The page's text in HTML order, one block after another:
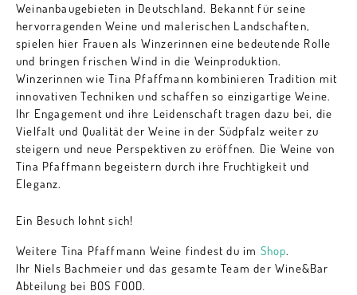
Weinanbaugebieten in Deutschland. Bekannt für seine
hervorragenden Weine und malerischen Landschaften,
spielen hier Frauen als Winzerinnen eine bedeutende Rolle
und bringen frischen Wind in die Weinproduktion.
Winzerinnen wie Tina Pfaffmann kombinieren Tradition mit
innovativen Techniken und schaffen so einzigartige Weine.
Ihr Engagement und ihre Leidenschaft tragen dazu bei, die
Vielfalt und Qualität der Weine in der Südpfalz weiter zu
steigern und neue Perspektiven zu eröffnen. Die Weine von
Tina Pfaffmann begeistern durch ihre Fruchtigkeit und
Eleganz.
Ein Besuch lohnt sich!
Weitere Tina Pfaffmann Weine findest du im Shop.
Ihr Niels Bachmeier und das gesamte Team der Wine&Bar
Abteilung bei BOS FOOD.